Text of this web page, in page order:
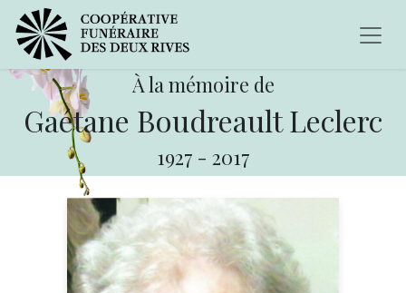
À la mémoire de
Gaétane Boudreault Leclerc
1927 - 2017